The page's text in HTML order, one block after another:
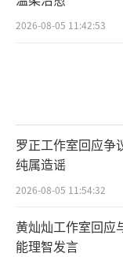
森林环境中展
各自的技能
彩纷呈。学员
强大的推理能
务，灵活调整
入了新的活力
情境下的应变
2026-08-05 11:42:53
罗正工作室回应争
纯属造谣
2026-08-05 11:54:32
黄灿灿工作室回应
能理智发言